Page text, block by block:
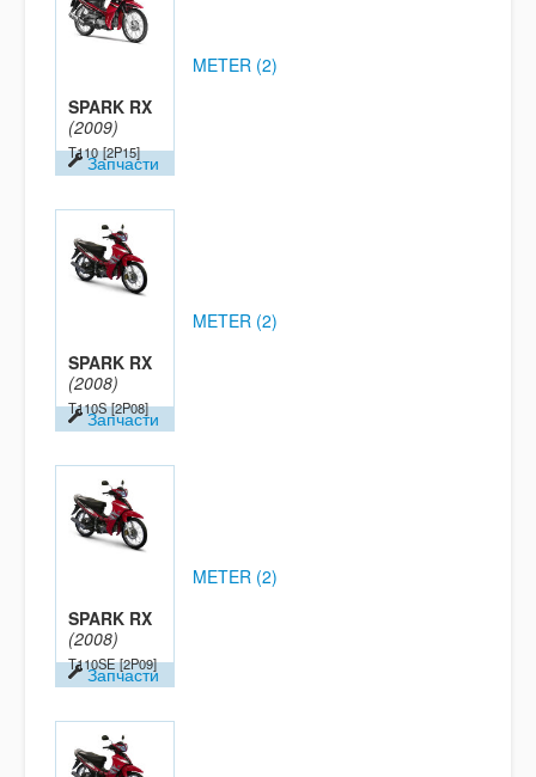
SPARK RX
(2009)
T110 [2P15]
Запчасти
METER (2)
SPARK RX
(2008)
T110S [2P08]
Запчасти
METER (2)
SPARK RX
(2008)
T110SE [2P09]
Запчасти
METER (2)